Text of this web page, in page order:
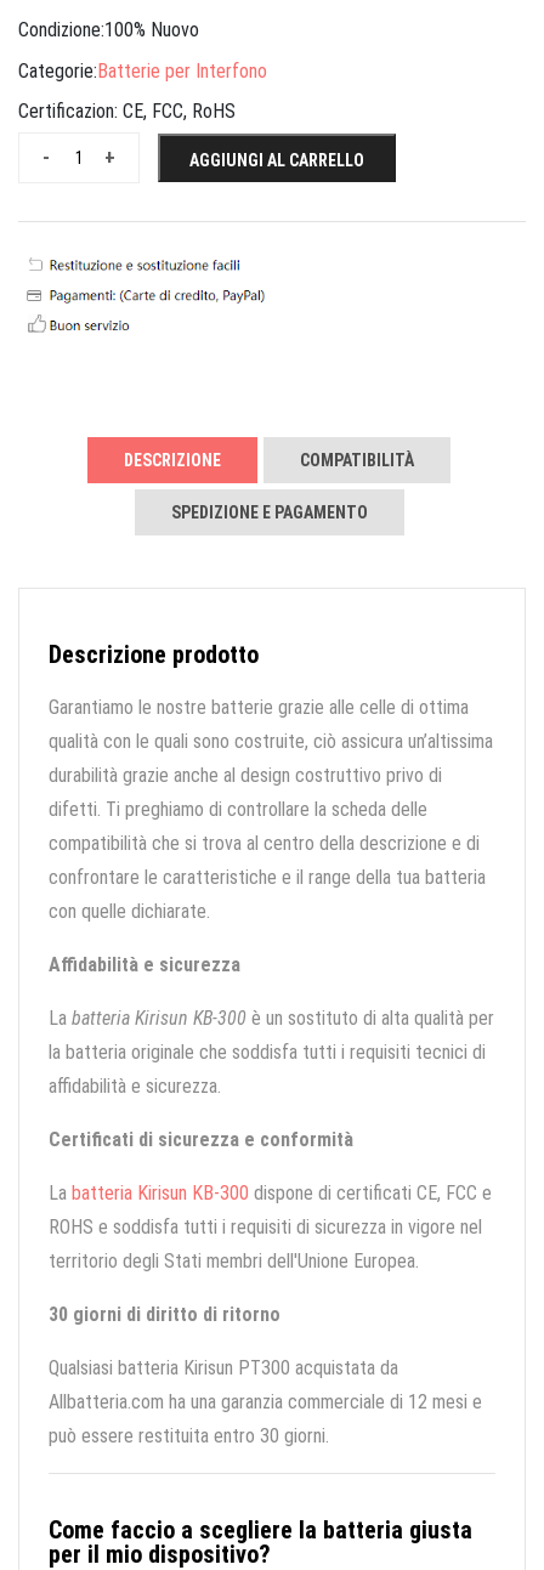
Condizione:100% Nuovo
Categorie:Batterie per Interfono
Certificazion: CE, FCC, RoHS
+
- AGGIUNGI AL CARRELLO
DESCRIZIONE COMPATIBILITÀ
SPEDIZIONE E PAGAMENTO
Descrizione prodotto
Garantiamo le nostre batterie grazie alle celle di ottima
qualità con le quali sono costruite, ciò assicura un’altissima
durabilità grazie anche al design costruttivo privo di
difetti. Ti preghiamo di controllare la scheda delle
compatibilità che si trova al centro della descrizione e di
confrontare le caratteristiche e il range della tua batteria
con quelle dichiarate.
Affidabilità e sicurezza
La batteria Kirisun KB-300 è un sostituto di alta qualità per
la batteria originale che soddisfa tutti i requisiti tecnici di
affidabilità e sicurezza.
Certificati di sicurezza e conformità
La batteria Kirisun KB-300 dispone di certificati CE, FCC e
ROHS e soddisfa tutti i requisiti di sicurezza in vigore nel
territorio degli Stati membri dell'Unione Europea.
30 giorni di diritto di ritorno
Qualsiasi batteria Kirisun PT300 acquistata da
Allbatteria.com ha una garanzia commerciale di 12 mesi e
può essere restituita entro 30 giorni.
Come faccio a scegliere la batteria giusta
per il mio dispositivo?